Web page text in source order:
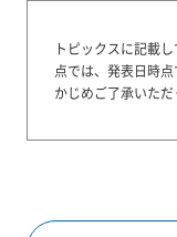
トピックスに記載
点では、発表日時
かじめご了承いた